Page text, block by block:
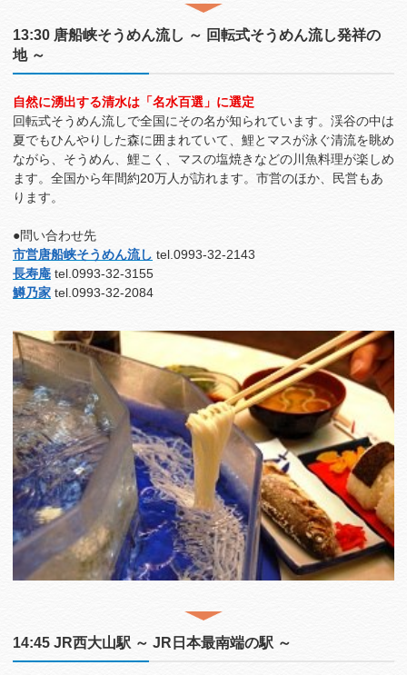
13:30 唐船峡そうめん流し ～ 回転式そうめん流し発祥の
地 ～
自然に湧出する清水は「名水百選」に選定
回転式そうめん流しで全国にその名が知られています。渓谷の中は
夏でもひんやりした森に囲まれていて、鯉とマスが泳ぐ清流を眺め
ながら、そうめん、鯉こく、マスの塩焼きなどの川魚料理が楽しめ
ます。全国から年間約20万人が訪れます。市営のほか、民営もあ
ります。
●問い合わせ先
市営唐船峡そうめん流し tel.0993-32-2143
長寿庵 tel.0993-32-3155
鱒乃家 tel.0993-32-2084
14:45 JR西大山駅 ～ JR日本最南端の駅 ～